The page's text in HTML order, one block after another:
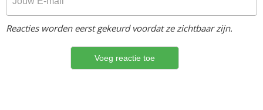
Reacties worden eerst gekeurd voordat ze zichtbaar zijn.